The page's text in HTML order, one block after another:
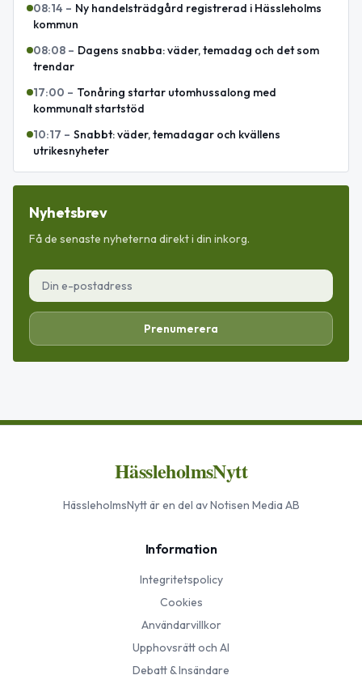
08:14 – Ny handelsträdgård registrerad i Hässleholms
kommun
08:08 – Dagens snabba: väder, temadag och det som
trendar
17:00 – Tonåring startar utomhussalong med
kommunalt startstöd
10:17 – Snabbt: väder, temadagar och kvällens
utrikesnyheter
Nyhetsbrev
Få de senaste nyheterna direkt i din inkorg.
Prenumerera
HässleholmsNytt
HässleholmsNyttär en del av Notisen Media AB
Information
Integritetspolicy
Cookies
Användarvillkor
Upphovsrätt och AI
Debatt & Insändare